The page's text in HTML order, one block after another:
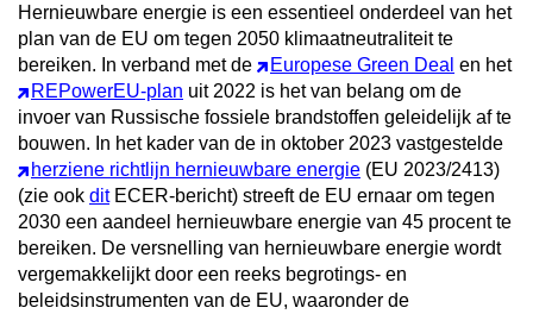
Hernieuwbare energie is een essentieel onderdeel van het
plan van de EU om tegen 2050 klimaatneutraliteit te
bereiken. In verband met de
Europese Green Deal en het
REPowerEU-plan uit 2022 is het van belang om de
invoer van Russische fossiele brandstoffen geleidelijk af te
bouwen. In het kader van de in oktober 2023 vastgestelde
herziene richtlijn hernieuwbare energie (EU 2023/2413)
(zie ook ditECER-bericht) streeft de EU ernaar om tegen
2030 een aandeel hernieuwbare energie van 45 procent te
bereiken. De versnelling van hernieuwbare energie wordt
vergemakkelijkt door een reeks begrotings- en
beleidsinstrumenten van de EU, waaronder de